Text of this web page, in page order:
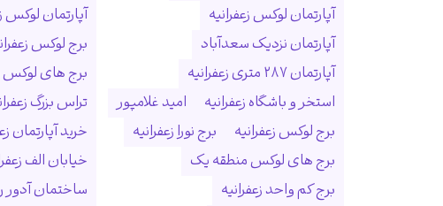
آپارتمان لوکس زعفرانیه
آپارتمان نزدیک سعدآباد
آپارتمان ۲۸۷ متری زعفرانیه
استخر و باشگاه زعفرانیه
امید غلامپور
برج لوکس زعفرانیه
برج نورا زعفرانیه
برج های لوکس منطقه یک
برج کم واحد زعفرانیه
آپارتمان لوکس
برج لوکس
برج های
تراس بزرگ
خرید آپارتمان
خیابان الف
ساختمان آدور